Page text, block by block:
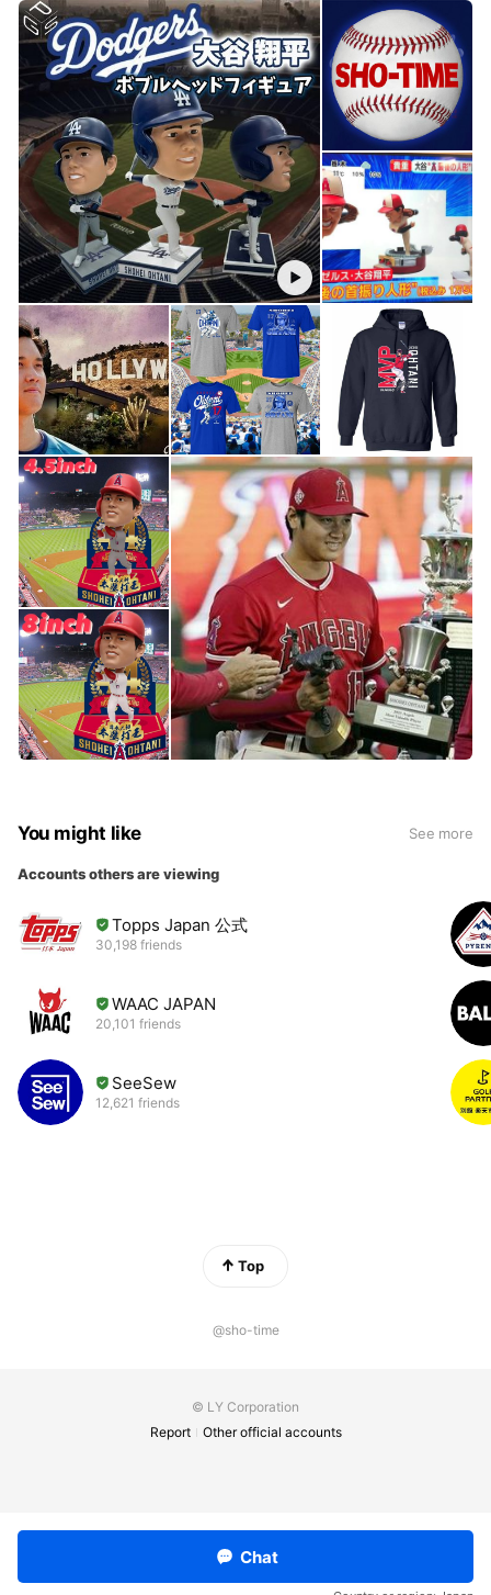
You might like See more
Accounts others are viewing
Topps Japan 公式
30,198 friends
WAAC JAPAN
20,101 friends
SeeSew
12,621 friends
Top
@sho-time
© LY Corporation
Report
Other official accounts
Chat